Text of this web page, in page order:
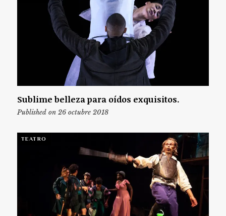
Sublime belleza para oídos exquisitos.
Published on 26 octubre 2018
TEATRO